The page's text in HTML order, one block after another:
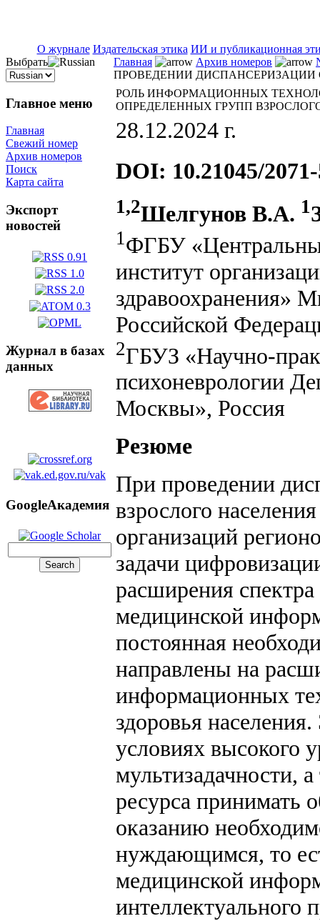
О журнале Издательская этика ИИ и публикационная
Выбрать
Главное меню
Главная
Свежий номер
Архив номеров
Поиск
Карта сайта
Экспорт
новостей
Журнал в базах
данных
GoogleАкадемия
Главная Архив номеров
ПРОВЕДЕНИИ ДИСПАНСЕРИЗАЦИИ
РОЛЬ ИНФОРМАЦИОННЫХ
ОПРЕДЕЛЕННЫХ ГРУПП
28.12.2024 г.
DOI: 10.21045/
1,2Шелгунов В.А. 1
1 ФГБУ
институт
здравоохранения»
Российской
2ГБУЗ «Научно-
психоневрологии
Москвы», Россия
Резюме
При проведении
взрослого
организаций
задачи
расширения
медицинской
постоянная
направлены на
информационных
здоровья
условиях высокого
мультизадачности,
ресурса принимать
оказанию
нуждающимся, то
медицинской
интеллектуального